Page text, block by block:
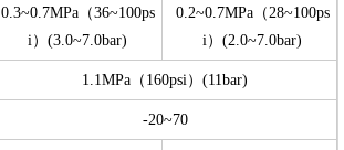
0.3~0.7MPa（36~100ps
i）(3.0~7.0bar)
0.2~0.7MPa（28~100ps
i）(2.0~7.0bar)
1.1MPa（160psi）(11bar)
-20~70